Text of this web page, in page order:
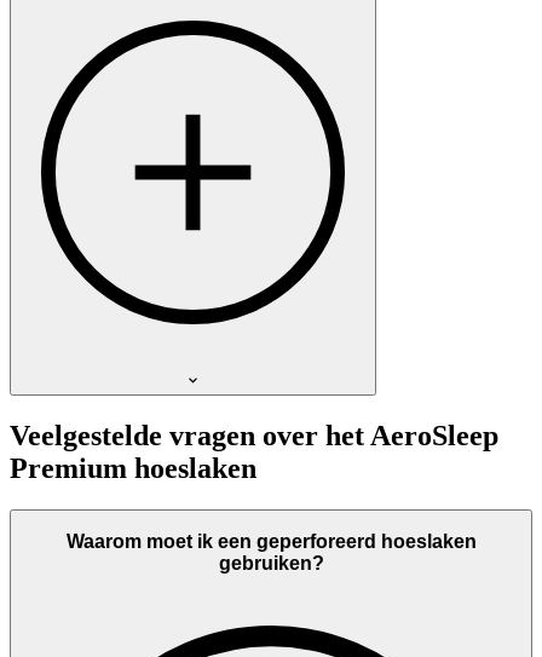
Veelgestelde vragen over het AeroSleep
Premium hoeslaken
Waarom moet ik een geperforeerd hoeslaken
gebruiken?